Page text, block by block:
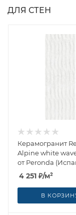
ДЛЯ СТЕН
Керамогранит
Alpine white
от Peronda
4 251 ₽/м²
В